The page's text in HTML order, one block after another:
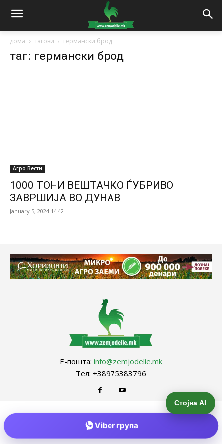
дома тагови германски брод
таг: германски брод
Агро Вести
1000 ТОНИ ВЕШТАЧКО ЃУБРИВО
ЗАВРШИЈА ВО ДУНАВ
January 5, 2024 14:42
Е-пошта: info@zemjodelie.mk
Тел: +38975383796
Стојна AI
Viber група